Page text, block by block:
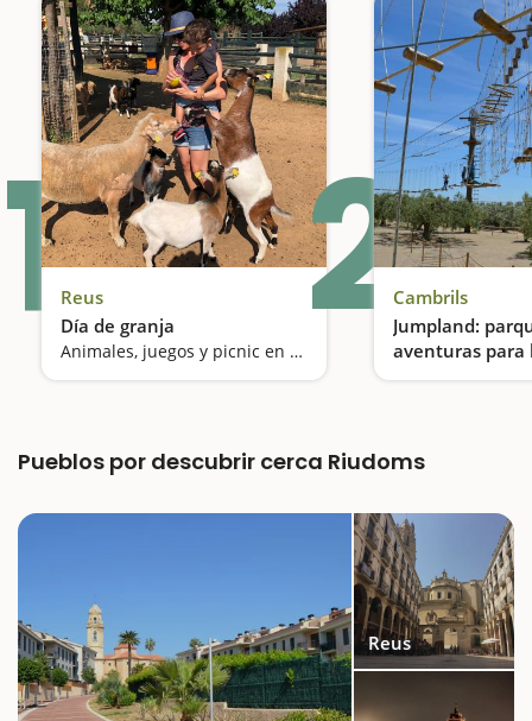
1 Reus
Día de granja
Animales, juegos y picnic en familia2Cambrils
Jumpland:
aventuras para
intrépidos
Pueblos por descubrir cerca Riudoms
Reus